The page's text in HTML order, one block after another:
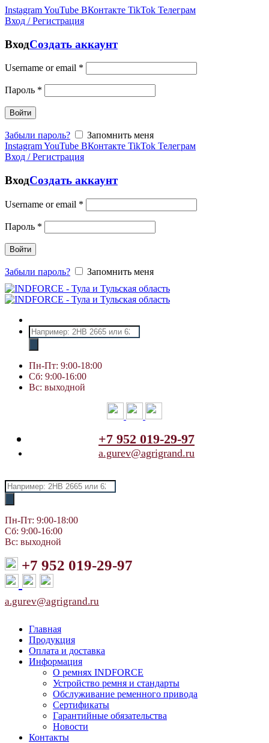
InstagramYouTube ВКонтакте TikTok Телеграм
Вход / Регистрация
ВходСоздать аккаунт
Username or email *
Пароль *
Войти
Забыли пароль?
Запомнить меня
InstagramYouTube ВКонтакте TikTok Телеграм
Вход / Регистрация
ВходСоздать аккаунт
Username or email *
Пароль *
Войти
Забыли пароль? Запомнить меня
Поиск
товаров
Пн-Пт: 9:00-18:00
Сб: 9:00-16:00
Вс: выходной
+7 952 019-29-97
a.gurev@agrigrand.ru
Поиск
товаров
Пн-Пт: 9:00-18:00
Сб: 9:00-16:00
Вс: выходной
+7 952 019-29-97
a.gurev@agrigrand.ru
Главная
Продукция
Оплата и доставка
Информация
О ремнях INDFORCE
Устройство ремня и стандарты
Обслуживание ременного привода
Сертификаты
Гарантийные обязательства
Новости
Контакты